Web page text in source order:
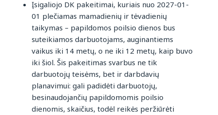
Įsigaliojo DK pakeitimai, kuriais nuo 2027-01-
01 plečiamas mamadienių ir tėvadienių
taikymas – papildomos poilsio dienos bus
suteikiamos darbuotojams, auginantiems
vaikus iki 14 metų, o ne iki 12 metų, kaip buvo
iki šiol. Šis pakeitimas svarbus ne tik
darbuotojų teisėms, bet ir darbdavių
planavimui: gali padidėti darbuotojų,
besinaudojančių papildomomis poilsio
dienomis, skaičius, todėl reikės peržiūrėti